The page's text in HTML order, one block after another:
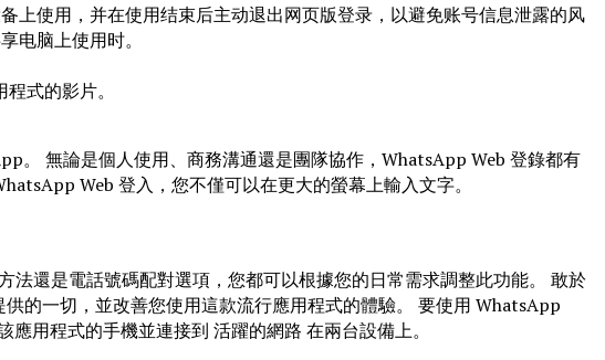
上使用，并在使用结束后主动退出网页版登录，以避免账号信息泄露的风
电脑上使用时。
式的影片。
。 無論是個人使用、商務溝通還是團隊協作，WhatsApp Web 登錄都有
Web 登入，您不僅可以在更大的螢幕上輸入文字。
法還是電話號碼配對選項，您都可以根據您的日常需求調整此功能。 敢於
的一切，並改善您使用這款流行應用程式的體驗。 要使用 WhatsApp
應用程式的手機並連接到 活躍的網路 在兩台設備上。